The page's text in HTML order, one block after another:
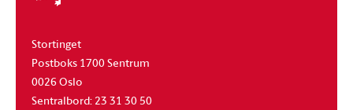
Stortinget
Postboks 1700 Sentrum
0026 Oslo
Sentralbord: 23 31 30 50